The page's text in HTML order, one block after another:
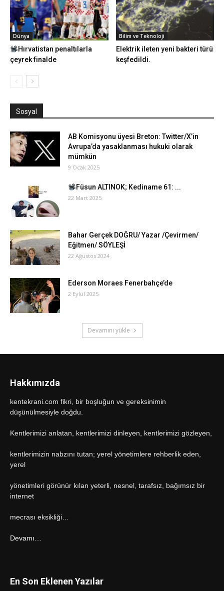
Dünya
Hırvatistan penaltılarla
çeyrek finalde
Bilim ve Teknoloji
Elektrik ileten yeni bakteri türü
keşfedildi.
Sosyal
AB Komisyonu üyesi Breton: Twitter/X’in
Avrupa’da yasaklanması hukuki olarak
mümkün
9 Ocak 2025
Füsun ALTINOK; Kediname 61: ...
22 Mart 2025
Bahar Gerçek DOĞRU/ Yazar /Çevirmen/
Eğitmen/ SÖYLEŞİ
22 Ağustos 2024
Ederson Moraes Fenerbahçe’de
2 Eylül 2025
Devamını yükle
Hakkımızda
kentekrani.com fikri, bir boşluğun ve gereksinimin
düşünülmesiyle doğdu.
Kentlerimizi anlatan, kentlerimizi dinleyen, kentlerimizi gözleyen,
kentlerimizin nabzını tutan; yerel yönetimlere rehberlik eden,
yerel
yönetimleri görünür kılan yeterli, nesnel, tarafsız, bağımsız bir
internet
mecrası eksikliği…
Devamı…
En Son Eklenen Yazılar